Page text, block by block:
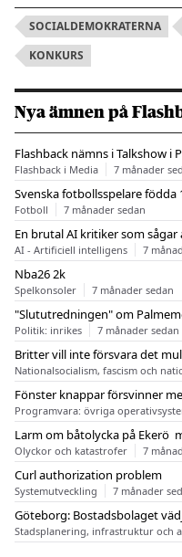
SOCIALDEMOKRATERNA
KONKURS
Nya ämnen på
Flashback nämns i Talkshow i
Flashback i Media 7 månader
Svenska fotbollsspelare födda
Fotboll 7 månader sedan
En brutal AI kritiker som
AI - Artificiell intelligens 7
Nba26 2k
Spelkonsoler 7 månader sedan
"Slututredningen" om
Politik: inrikes 7 månader sedan
Britter vill inte försvara det
Nationalsocialism, fascism och
Fönster knappar försvinner
Programvara: övriga
Larm om båtolycka på Ekerö
Olyckor och katastrofer 7
Curl authorization problem
Systemutveckling 7 månader
Stadsplanering, infrastruktur och